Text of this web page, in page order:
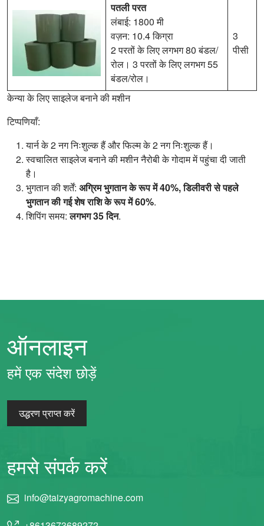
पतली परत
लंबाई: 1800 मी
वज़न: 10.4 किग्रा
2 परतों के लिए लगभग 80 बंडल/
रोल। 3 परतों के लिए लगभग 55
बंडल/रोल।
3
पीसी
केन्या के लिए साइलेज बनाने की मशीन
टिप्पणियाँ:
यार्न के 2 नग निःशुल्क हैं और फिल्म के 2 नग निःशुल्क हैं।
स्वचालित साइलेज बनाने की मशीन नैरोबी के गोदाम में पहुंचा दी जाती
है।
भुगतान की शर्तें: अग्रिम भुगतान के रूप में 40%, डिलीवरी से पहले
भुगतान की गई शेष राशि के रूप में 60%.
शिपिंग समय:लगभग 35 दिन.
ऑनलाइन
हमें एक संदेश छोड़ें
उद्धरण प्राप्त करें
हमसे संपर्क करें
info@taizyagromachine.com